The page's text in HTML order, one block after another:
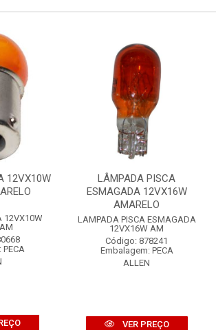
12VX10W
12VX10W
LÂMPADA PISCA
ESMAGADA 12VX16W
AMARELO
LAMPADA PISCA ESMAGADA
12VX16W AM
Código: 878241
Embalagem: PECA
ALLEN
VER PREÇO